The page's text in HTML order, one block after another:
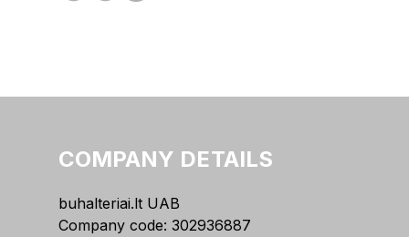
COMPANY DETAILS
buhalteriai.lt UAB
Company code: 302936887